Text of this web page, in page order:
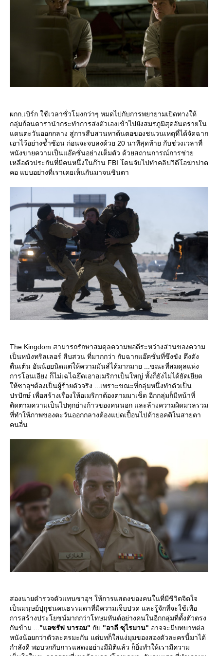
ผกก.เบิร์ก ใช้เวลาชั่วโมงกว่าๆ หมดไปกับการพยายามเปิดทางให้
กลุ่มก้อนดารานำกระทำการส่งตัวเองเข้าไปยังสมรภูมิสุดอันตรายใน
ดนตะวันออกกลาง สู่การสืบสวนหาต้นตอของชนวนเหตุที่ได้จัดฉาก
เอาไว้อย่างซ้ำซ้อน ก่อนจะจบลงด้วย 20 นาทีสุดท้าย กับช่วงเวลาที่
หนังขายความเป็นแอ๊คชั่นอย่างเต็มตัว ด้วยสถานการณ์การช่ว
เหลือตัวประกันที่มีคนหนึ่งในก๊วน FBI โดนจับไปทำคลิปวิดีโอฆ่าปาด
คอ แบบอย่างที่เราเคยเห็นกันมาจนชินตา
The Kingdom สามารถรักษาสมดุลความพอดีระหว่างส่วนของความ
เป็นหนังทริลเลอร์ สืบสวน ที่มากกว่า กับฉากแอ๊คชั่นที่ขึงขัง ตึงตัง
ตื่นเต้น อันน้อยนิดแต่ให้ความมันส์ได้มากมาย ...ขณะที่สมดุลแห่ง
การโอนเอียง ก็ไม่เฉไฉยึดเอาอเมริกาเป็นใหญ่ ทั้งก็ยังไม่ได้ยัดเยียด
ห้ซาอุฯต้องเป็นผู้ร้ายตัวจริง ...เพราะขณะที่กลุ่มหนึ่งทำตัวเป็น
ปรปักษ์ เพื่อสร้างเรื่องให้อเมริกาต้องตามมาเช็ด อีกกลุ่มก็มีหน้าที่
ติดตามความเป็นไปทุกย่างก้าวของคนนอก และล้างความผิดมวลรวม
ที่ทำให้ภาพของตะวันออกกลางต้องแปดเปื้อนไปด้วยอคติในสายตา
คนอื่น
สองนายตำรวจตัวแทนซาอุฯ ให้การแสดงของคนในที่มีชีวิตจิตใจ
เป็นมนุษย์ปุถุชนคนธรรมดาที่มีความเจ็บปวด และรู้จักที่จะใช้เพื่อ
การสร้างประโยชน์มากกว่าโทษมหันต์อย่างคนในอีกกลุ่มที่ตั้งตัวตรง
กันข้าม ... "แอซรัฟ บารอม" กับ "อาลี ซุไรมาน" อาจจะมีบทบาทต่อ
หนังน้อยกว่าตัวละครมะกัน แต่บทก็ใส่แง่มุมของสองตัวละครนี้มาได้
กำลังดี พอบวกกับการแสดงอย่างมีมิติแล้ว ก็ยิ่งทำให้เรามีความ